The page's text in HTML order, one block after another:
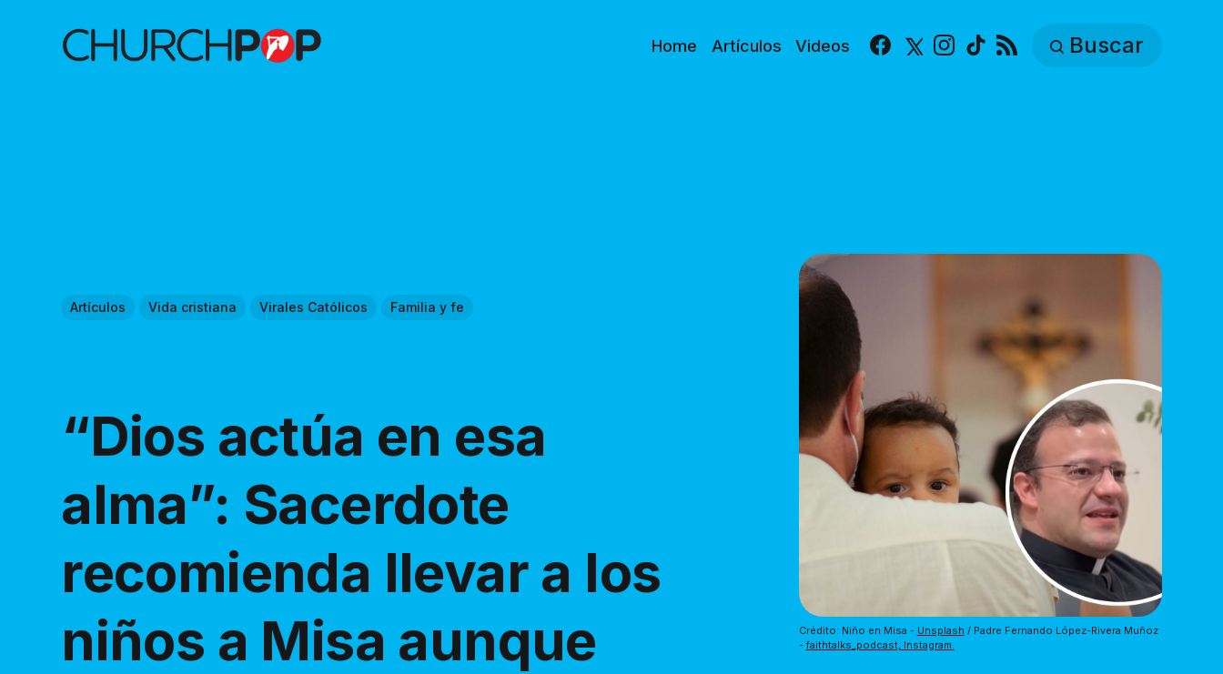
Home Artículos Videos Facebook
X Instagram
TikTok Buscar
Artículos Vida cristiana Virales Católicos Familia y fe
“Dios actúa en esa
alma”: Sacerdote
recomienda llevar a los
niños a Misa aunque
Crédito: Niño en Misa - Unsplash / Padre Fernando López-Rivera Muñoz
- faithtalks_podcast, Instagram.